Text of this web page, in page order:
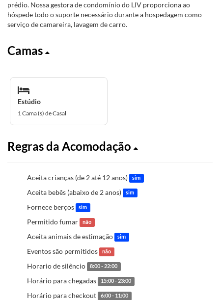
prédio. Nossa gestora de condomínio do LIV proporciona ao
hóspede todo o suporte necessário durante a hospedagem como
serviço de camareira, lavagem de carro.
Camas
Estúdio
1 Cama (s) de Casal
Regras da Acomodação
Aceita crianças (de 2 até 12 anos) sim
Aceita bebês (abaixo de 2 anos) sim
Fornece berços sim
Permitido fumar não
Aceita animais de estimação sim
Eventos são permitidos não
Horario de silêncio 8:00 - 22:00
Horário para chegadas 15:00 - 23:00
Horário para checkout 6:00 - 11:00